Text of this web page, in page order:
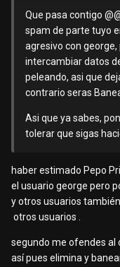
Que pasa contigo @
spam de parte tuyo
agresivo con george,
intercambiar datos
peleando, asi que
contrario seras
Asi que ya sabes,
tolerar que sigas
haber estimado Pepo
el usuario george pero
y otros usuarios
otros usuarios .
segundo me ofendes al
así pues elimina y